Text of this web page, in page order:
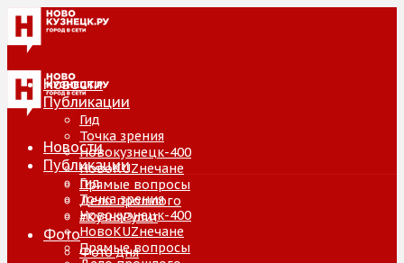
Новости
Публикации
Гид
Точка зрения
Новокузнецк-400
НовоKUZнечане
Прямые вопросы
Дело прошлого
#КузняРулит
Фото
Фото дня
Новости
Публикации
Гид
Точка зрения
Новокузнецк-400
НовоKUZнечане
Прямые вопросы